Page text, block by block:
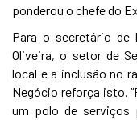
ponderou o chefe do
Para o secretário de
Oliveira, o setor de
local e a inclusão no
Negócio reforça isto.
um polo de serviços